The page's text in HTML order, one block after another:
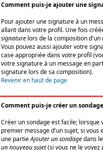
Comment puis-je ajouter une
Pour ajouter une signature à un
allant dans votre profil. Une fois
signature lors de la composition
Vous pouvez aussi ajouter votre
case appropriée dans votre profil
votre signature à un message en
signature lors de sa composition).
Revenir en haut de page
Comment puis-je créer un
Créer un sondage est facile; lorsque
premier message d'un sujet, si vous
une partieAjouter un sondagedans
un nouveau sujet(si vous ne le voyez